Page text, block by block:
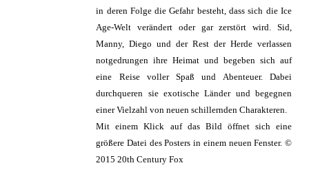
in deren Folge die Gefahr besteht, dass sich die Ice
Age-Welt verändert oder gar zerstört wird. Sid,
Manny, Diego und der Rest der Herde verlassen
notgedrungen ihre Heimat und begeben sich auf
eine Reise voller Spaß und Abenteuer. Dabei
durchqueren sie exotische Länder und begegnen
einer Vielzahl von neuen schillernden Charakteren.
Mit einem Klick auf das Bild öffnet sich eine
größere Datei des Posters in einem neuen Fenster. ©
2015 20th Century Fox